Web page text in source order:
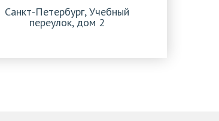
Санкт-Петербург, Учебный
переулок, дом 2